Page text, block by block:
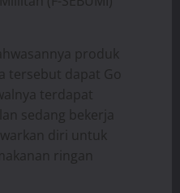
produk
tersebut dapat Go
terdapat
sedang bekerja
diri untuk
ringan